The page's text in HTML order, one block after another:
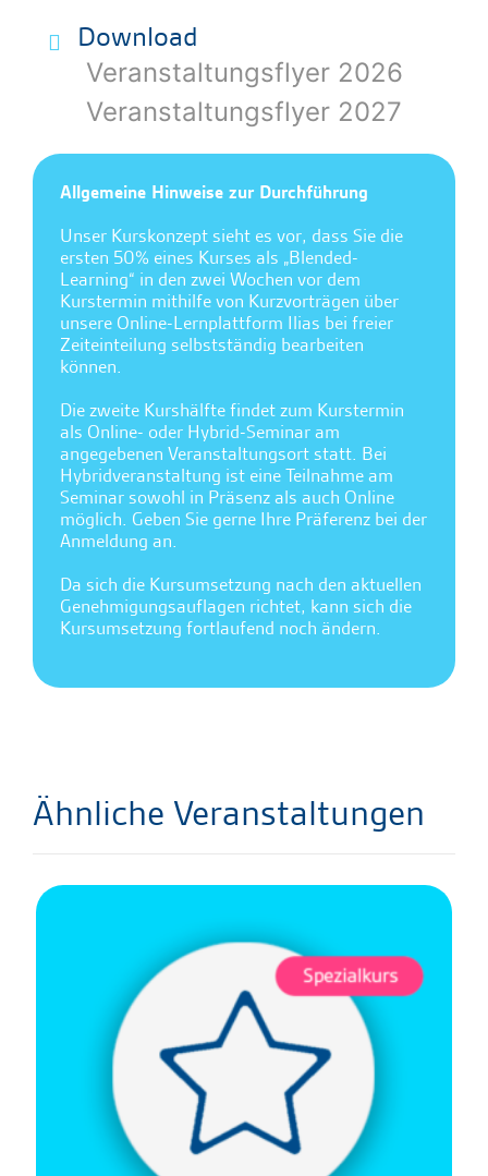
Download
Veranstaltungsflyer 2026
Veranstaltungsflyer 2027
Allgemeine Hinweise zur Durchführung
Unser Kurskonzept sieht es vor, dass Sie die
ersten 50% eines Kurses als „Blended-
Learning“ in den zwei Wochen vor dem
Kurstermin mithilfe von Kurzvorträgen über
unsere Online-Lernplattform Ilias bei freier
Zeiteinteilung selbstständig bearbeiten
können.
Die zweite Kurshälfte findet zum Kurstermin
als Online- oder Hybrid-Seminar am
angegebenen Veranstaltungsort statt. Bei
Hybridveranstaltung ist eine Teilnahme am
Seminar sowohl in Präsenz als auch Online
möglich. Geben Sie gerne Ihre Präferenz bei der
Anmeldung an.
Da sich die Kursumsetzung nach den aktuellen
Genehmigungsauflagen richtet, kann sich die
Kursumsetzung fortlaufend noch ändern.
Ähnliche Veranstaltungen